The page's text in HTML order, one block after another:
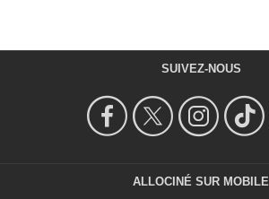
SUIVEZ-NOUS
ALLOCINÉ SUR MOBILE